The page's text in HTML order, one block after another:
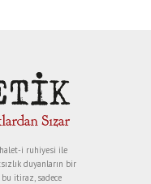
halet-i ruhiyesi ile
duyanların bir
itiraz, sadece